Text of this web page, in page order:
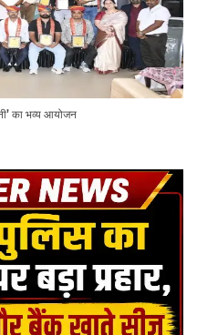
का भव्य आयोजन